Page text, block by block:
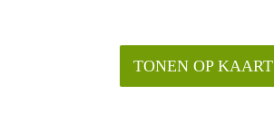
TONEN OP KAART